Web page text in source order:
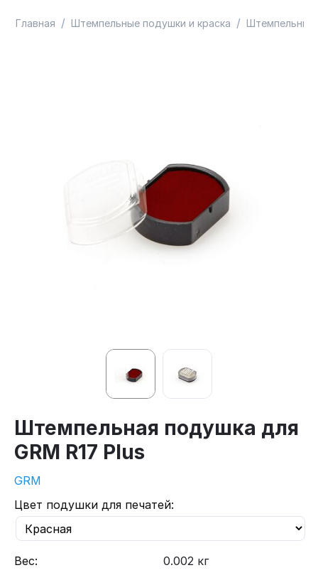
Главная / Штемпельные подушки и краска / Штемпельные
Штемпельная подушка для
GRM R17 Plus
GRM
Цвет подушки для печатей:
Вес: 0.002 кг